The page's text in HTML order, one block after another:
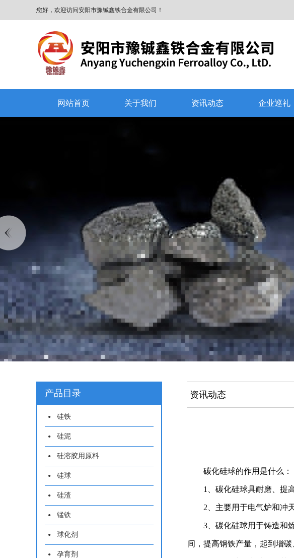
您好，欢迎访问安阳市豫铖鑫铁合金有限公司！
网站首页 关于我们 资讯动态 企业巡礼
产品目录
硅铁
硅泥
硅溶胶用原料
硅球
硅渣
锰铁
球化剂
孕育剂
资讯动态
碳化硅球的作用是什么：
1、碳化硅球具耐磨、提
2、主要用于电气炉和冲
3、碳化硅球用于铸造和
间，提高钢铁产量，起到增